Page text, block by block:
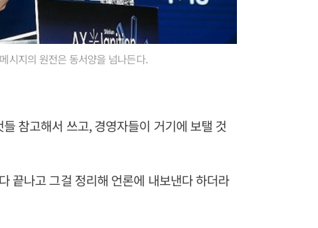
시지의 원전은 동서양을 넘나든다.
참고해서 쓰고, 경영자들이 거기에 보탤 것
끝나고 그걸 정리해 언론에 내보낸다 하더라